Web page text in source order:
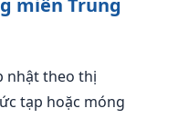
miền Trung
nhật theo thị
tạp hoặc móng